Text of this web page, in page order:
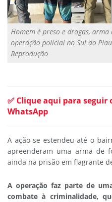
Homem é preso e drogas,
operação policial no Sul do
Reprodução
✅ Clique aqui para seguir
WhatsApp
A ação se estendeu até o
apreenderam uma arma de
ainda na prisão em flagrante
A operação faz parte de
combate à criminalidade,